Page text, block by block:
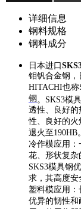
详细信息
钢料规格
钢料成分
日本进口
钼钒合金钢，
HITACHI也称
钢 。SKS3模
透性、良好
性、良好的
退⽕至190HB。
冷作模应用
花、形状复杂
SKS3模具钢
求，其高度安
塑料模应用：
优异的韧性和